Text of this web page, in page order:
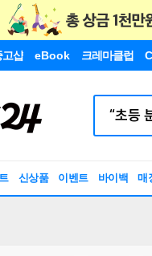
고샵 eBook 크레마클럽
신상품 이벤트 바이백 매